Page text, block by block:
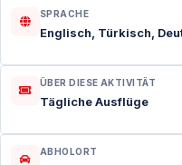
SPRACHE
Englisch, Türkisch,
ÜBER DIESE AKTIVITÄT
Tägliche Ausflüge
ABHOLORT